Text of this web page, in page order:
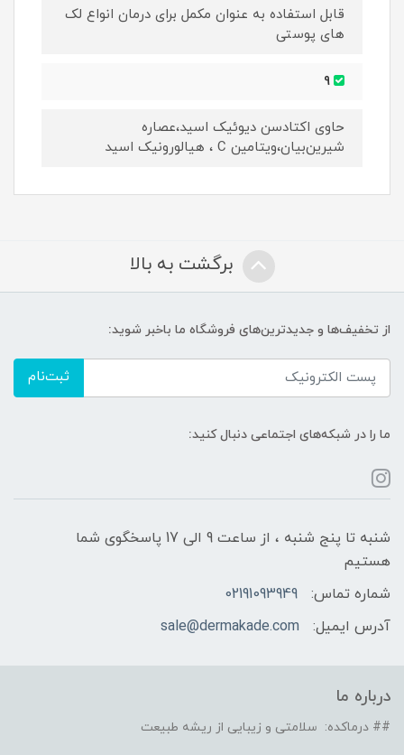
قابل استفاده به عنوان مکمل برای درمان انواع لک
های پوستی
حاوی اکتادسن دیوئیک اسید،عصاره
شیرین‌بیان،ویتامین C ، هیالورونیک اسید
برگشت به بالا
از تخفیف‌ها و جدیدترین‌های فروشگاه ما باخبر شوید:
ثبت‌نام
ما را در شبکه‌های اجتماعی دنبال کنید:
شنبه تا پنج شنبه ، از ساعت 9 الی 17 پاسخگوی شما
هستیم
شماره تماس:
02191093949
آدرس ایمیل:
sale@dermakade.com
درباره ما
## درماکده: سلامتی و زیبایی از ریشه طبیعت